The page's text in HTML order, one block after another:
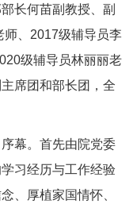
长何苗副教授、副
师、2017级辅导员李
级辅导员林丽丽老
席团和部长团，全
幕。首先由院党委
习经历与工作经验
、厚植家国情怀、